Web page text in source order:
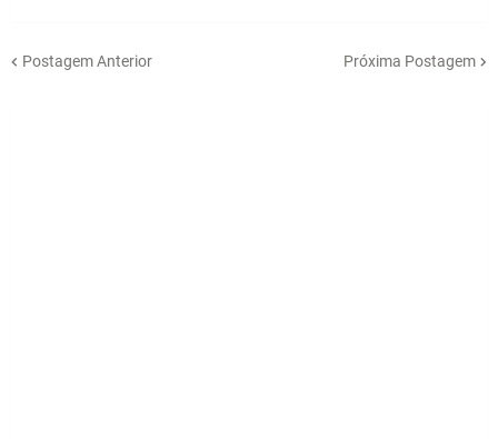
Postagem Anterior Próxima Postagem